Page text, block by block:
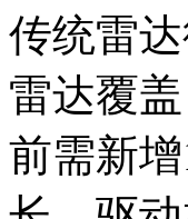
传统雷
雷达覆
前需新